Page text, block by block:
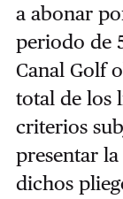
a abonar
periodo de
Canal Golf
total de los
criterios
presentar
dichos